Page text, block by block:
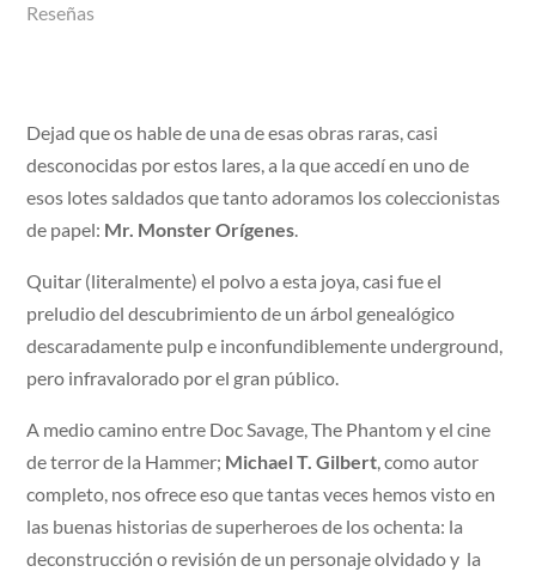
Reseñas
Dejad que os hable de una de esas obras raras, casi
desconocidas por estos lares, a la que accedí en uno de
esos lotes saldados que tanto adoramos los coleccionistas
de papel: Mr. Monster Orígenes.
Quitar (literalmente) el polvo a esta joya, casi fue el
preludio del descubrimiento de un árbol genealógico
descaradamente pulp e inconfundiblemente underground,
pero infravalorado por el gran público.
A medio camino entre Doc Savage, The Phantom y el cine
de terror de la Hammer; Michael T. Gilbert, como autor
completo, nos ofrece eso que tantas veces hemos visto en
las buenas historias de superheroes de los ochenta: la
deconstrucción o revisión de un personaje olvidado y la